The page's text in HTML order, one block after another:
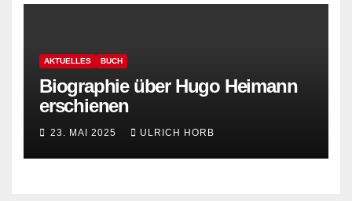
AKTUELLES BUCH
Biographie über Hugo Heimann
erschienen
23. MAI 2025 ULRICH HORB